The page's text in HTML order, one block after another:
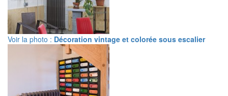
Voir la photo : Décoration vintage et colorée sous escalier